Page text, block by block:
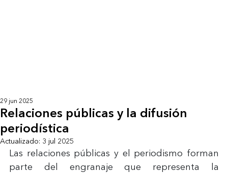
Relaciones públicas y la difusión
periodística
29 jun 2025
Actualizado: 3 jul 2025
Las relaciones públicas y el periodismo forman
parte del engranaje que representa la